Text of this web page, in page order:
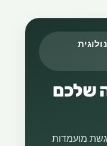
שלכם
מועמדות